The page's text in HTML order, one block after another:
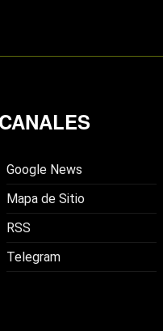
CANALES
Google News
Mapa de Sitio
RSS
Telegram